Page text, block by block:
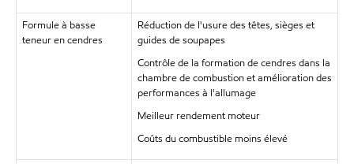
Formule à basse
teneur en cendres
Réduction de l'usure des têtes, sièges et
guides de soupapes
Contrôle de la formation de cendres dans la
chambre de combustion et amélioration des
performances à l'allumage
Meilleur rendement moteur
Coûts du combustible moins élevé